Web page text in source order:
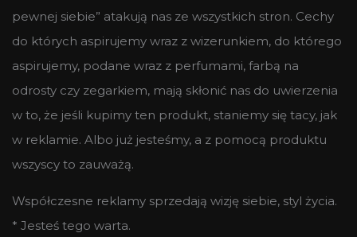
pewnej siebie” atakują nas ze wszystkich stron. Cechy
do których aspirujemy wraz z wizerunkiem, do którego
aspirujemy, podane wraz z perfumami, farbą na
odrosty czy zegarkiem, mają skłonić nas do uwierzenia
w to, że jeśli kupimy ten produkt, staniemy się tacy, jak
w reklamie. Albo już jesteśmy, a z pomocą produktu
wszyscy to zauważą.
Współczesne reklamy sprzedają wizję siebie, styl życia.
* Jesteś tego warta.